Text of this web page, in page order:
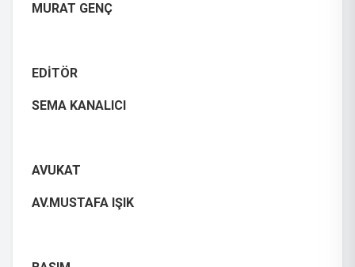
MURAT GENÇ
EDİTÖR
SEMA KANALICI
AVUKAT
AV.MUSTAFA IŞIK